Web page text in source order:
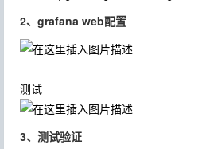
2、grafana web配置
测试
3、测试验证